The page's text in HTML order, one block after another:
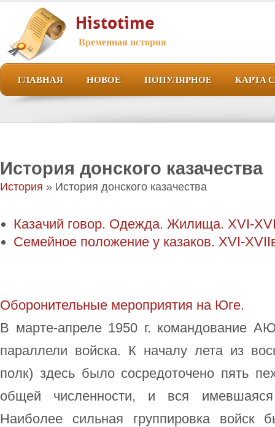
Histotime
Временная история
ГЛАВНАЯ НОВОЕ ПОПУЛЯРНОЕ КАРТА
История донского казачества
История » История донского казачества
Казачий говор. Одежда. Жилища. XVI-
Семейное положение у казаков. XVI-
Оборонительные мероприятия на Юге.
В марте-апреле 1950 г. командование
параллели войска. К началу лета из
полк) здесь было сосредоточено пять
общей численности, и вся
Наиболее сильная группировка войск